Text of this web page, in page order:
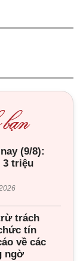
(9/8):
3 triệu
trách
tín
về các
ngờ